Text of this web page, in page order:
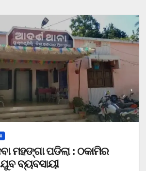
ମହଙ୍ଗା ପଡିଲା : ଠକାମିର
ବ୍ୟବସାୟୀ